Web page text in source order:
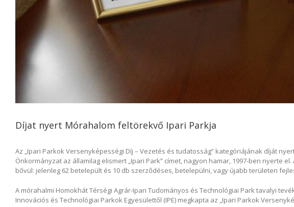
Díjat nyert Mórahalom feltörekvő Ipari Parkja
Az „Ipari Parkok Versenyképességi Díj – Vezetés és tudatosság” kategóriájának díját
Önkormányzat az államilag elismert „Ipari Park” címet, nagyon hamar, 1997-ben nyerte
bővül: jelenleg 62 betelepült és 10 db szerződéses, betelepülni, vagy újabb területen
A mórahalmi Homokhát Térségi Agrár-Ipari Tudományos és Technológiai Park tavalyi
Innovációs és Technológiai Parkok Egyesülettől (IPE) megkapta az „Ipari Parkok